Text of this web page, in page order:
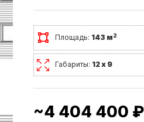
Площадь: 143 м2
Габариты: 12 х 9
~4 404 400 ₽